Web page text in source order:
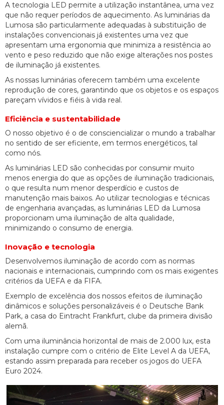
A tecnologia LED permite a utilização instantânea, uma vez
que não requer períodos de aquecimento. As luminárias da
Lumosa são particularmente adequadas à substituição de
instalações convencionais já existentes uma vez que
apresentam uma ergonomia que minimiza a resistência ao
vento e peso reduzido que não exige alterações nos postes
de iluminação já existentes.
As nossas luminárias oferecem também uma excelente
reprodução de cores, garantindo que os objetos e os espaços
pareçam vívidos e fiéis à vida real.
Eficiência e sustentabilidade
O nosso objetivo é o de consciencializar o mundo a trabalhar
no sentido de ser eficiente, em termos energéticos, tal
como nós.
As luminárias LED são conhecidas por consumir muito
menos energia do que as opções de iluminação tradicionais,
o que resulta num menor desperdício e custos de
manutenção mais baixos. Ao utilizar tecnologias e técnicas
de engenharia avançadas, as luminárias LED da Lumosa
proporcionam uma iluminação de alta qualidade,
minimizando o consumo de energia.
Inovação e tecnologia
Desenvolvemos iluminação de acordo com as normas
nacionais e internacionais, cumprindo com os mais exigentes
critérios da UEFA e da FIFA.
Exemplo de excelência dos nossos efeitos de iluminação
dinâmicos e soluções personalizáveis é o Deutsche Bank
Park, a casa do Eintracht Frankfurt, clube da primeira divisão
alemã.
Com uma iluminância horizontal de mais de 2.000 lux, esta
instalação cumpre com o critério de Elite Level A da UEFA,
estando assim preparada para receber os jogos do UEFA
Euro 2024.